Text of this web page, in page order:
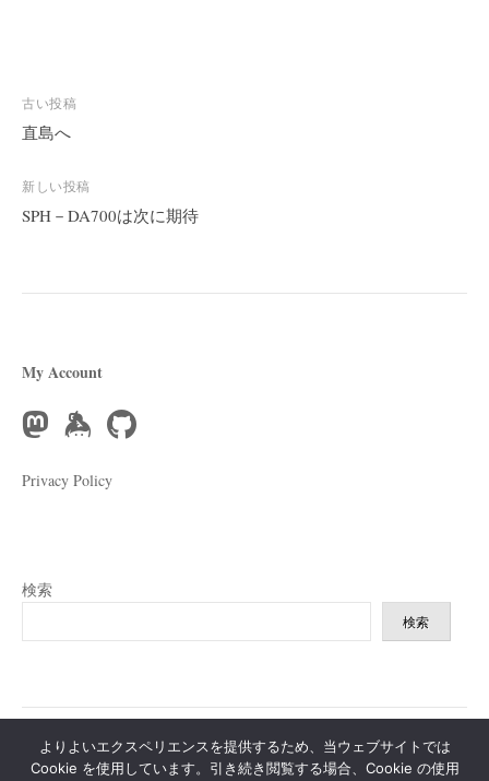
投
稿
ビ
ゲ
古い投稿
直島へ
新しい投稿
SPH－DA700は次に期待
My Account
Privacy Policy
検索
検索
Powered byWordPress|Theme:Writeby Themegraphy| Modified by
よりよいエクスペリエンスを提供するため、当ウェブサイトでは
Cookie を使用しています。引き続き閲覧する場合、Cookie の使用